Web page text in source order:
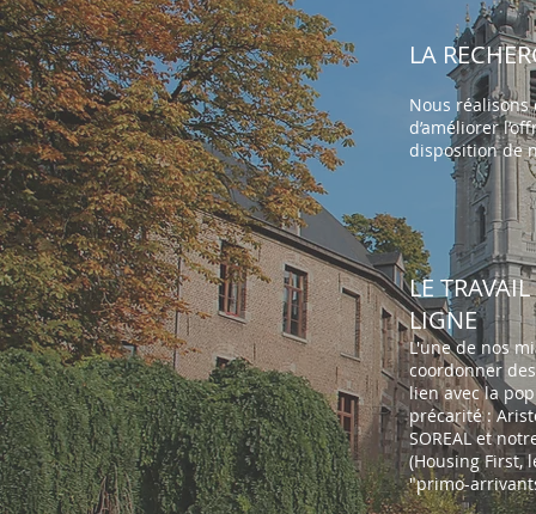
LA
Nous réalisons
d’améliorer
disposition de
LE
LIGNE
L'une de nos
coordonner
lien avec la
précarité :
SOREAL et
(Housing First,
"primo-